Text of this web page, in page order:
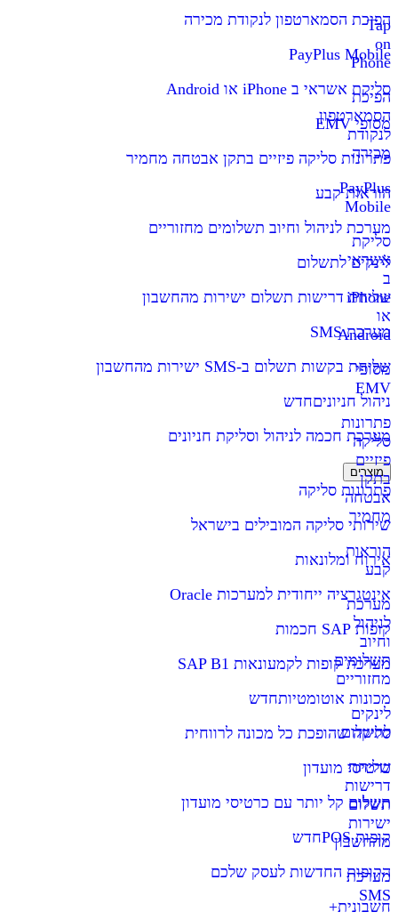
Tap
on
Phone
הפיכת
הסמארטפון
לנקודת
מכירה
PayPlus
Mobile
סליקת
אשראי
ב
iPhone
או
Android
מסופי
EMV
פתרונות
סליקה
פיזיים
בתקן
אבטחה
מחמיר
הוראות
קבע
מערכת
לניהול
וחיוב
תשלומים
מחזוריים
לינקים
לתשלום
שליחת
דרישות
תשלום
ישירות
מהחשבון
מערכת
SMS
הפיכת הסמארטפון לנקודת מכירה
PayPlus Mobile
סליקת אשראי ב iPhone או Android
מסופי EMV
פתרונות סליקה פיזיים בתקן אבטחה מחמיר
הוראות קבע
מערכת לניהול וחיוב תשלומים מחזוריים
לינקים לתשלום
שליחת דרישות תשלום ישירות מהחשבון
מערכת SMS
שליחת בקשות תשלום ב-SMS ישירות מהחשבון
ניהול חניוניםחדש
מערכת חכמה לניהול וסליקת חניונים
מוצרים
פתרונות סליקה
שירותי סליקה המובילים בישראל
אירוח ומלונאות
אינטגרציה ייחודית למערכות Oracle
קופות SAP חכמות
מערכת קופות לקמעונאות SAP B1
מכונות אוטומטיותחדש
סליקה שהופכת כל מכונה לרווחית
כרטיסי מועדון
תשלום קל יותר עם כרטיסי מועדון
קופות POS
חדש
הקופות החדשות לעסק שלכם
חשבונית+